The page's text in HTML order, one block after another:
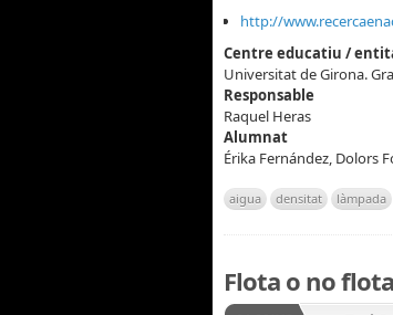
http://
Centre educatiu /
Universitat de Girona.
Responsable
Raquel Heras
Alumnat
Érika Fernández, Dolors
aigua densitat làmpada
Flota o no